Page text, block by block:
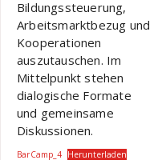
Bildungssteuerung,
Arbeitsmarktbezug und
Kooperationen
auszutauschen. Im
Mittelpunkt stehen
dialogische Formate
und gemeinsame
Diskussionen.
BarCamp_4 Herunterladen